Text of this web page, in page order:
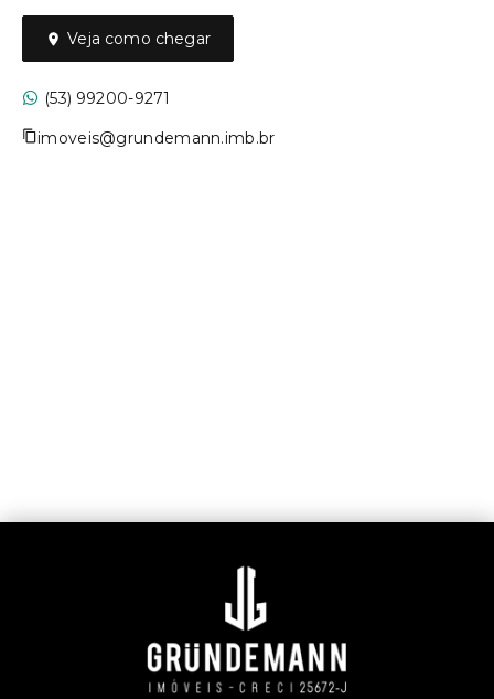
Veja como chegar
(53) 99200-9271
imoveis@grundemann.imb.br